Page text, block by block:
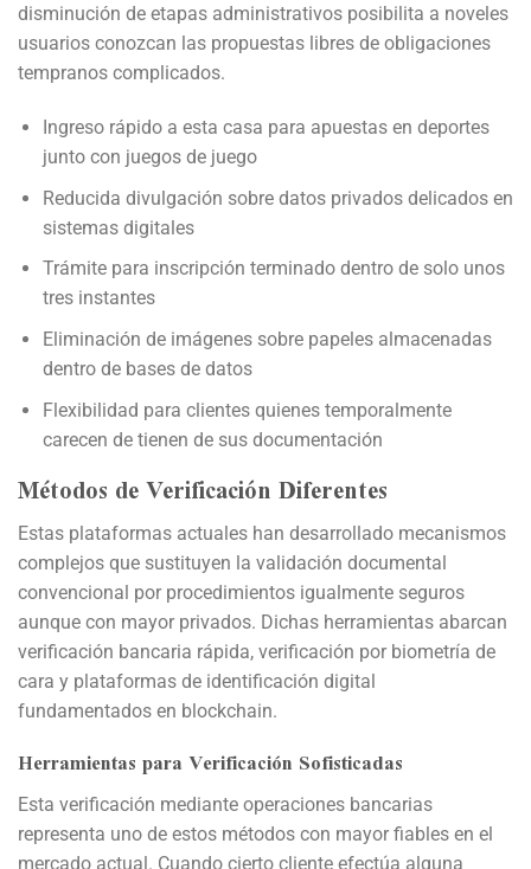
disminución de etapas administrativos posibilita a noveles
usuarios conozcan las propuestas libres de obligaciones
tempranos complicados.
Ingreso rápido a esta casa para apuestas en deportes
junto con juegos de juego
Reducida divulgación sobre datos privados delicados en
sistemas digitales
Trámite para inscripción terminado dentro de solo unos
tres instantes
Eliminación de imágenes sobre papeles almacenadas
dentro de bases de datos
Flexibilidad para clientes quienes temporalmente
carecen de tienen de sus documentación
Métodos de Verificación Diferentes
Estas plataformas actuales han desarrollado mecanismos
complejos que sustituyen la validación documental
convencional por procedimientos igualmente seguros
aunque con mayor privados. Dichas herramientas abarcan
verificación bancaria rápida, verificación por biometría de
cara y plataformas de identificación digital
fundamentados en blockchain.
Herramientas para Verificación Sofisticadas
Esta verificación mediante operaciones bancarias
representa uno de estos métodos con mayor fiables en el
mercado actual. Cuando cierto cliente efectúa alguna